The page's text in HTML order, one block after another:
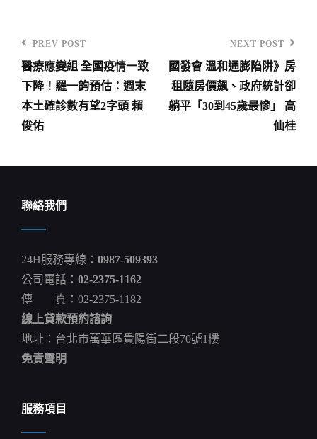
文
章
導
Previous
Post
PREV POST
醫療應變組 全國疫情一致
下降！羅一鈞預估：週末
本土確診數有望2字頭 賴
俊佑
Post
NEXT POST
國發會 溫和通膨陷阱》房
租隨房價飆、政府統計卻
躺平「30到45歲最慘」 高
仙桂
聯絡我們
24H服務專線： 0987-509393
公司電話： 02-2375-1162
傳 真：02-2375-1182
線上貸款預約諮詢
地址：台北市萬華區貴陽街二段70號1樓
免責聲明
服務項目